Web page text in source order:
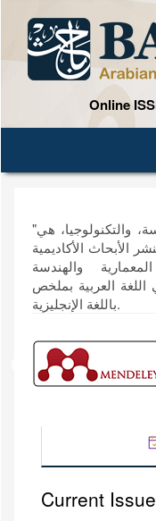
page
content
Sidebar
Online
"باحث" في الهندسة المعمارية، والهندسة، والتكنولوجيا، هي
الأبحاث الأكاديمية
والهندسة
العربية بملخص
باللغة الإنجليزية.
Current Issue